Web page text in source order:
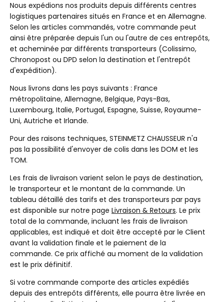
Nous expédions nos produits depuis différents centres
logistiques partenaires situés en France et en Allemagne.
Selon les articles commandés, votre commande peut
ainsi être préparée depuis l'un ou l'autre de ces entrepôts,
et acheminée par différents transporteurs (Colissimo,
Chronopost ou DPD selon la destination et l'entrepôt
d'expédition).
Nous livrons dans les pays suivants : France
métropolitaine, Allemagne, Belgique, Pays-Bas,
Luxembourg, Italie, Portugal, Espagne, Suisse, Royaume-
Uni, Autriche et Irlande.
Pour des raisons techniques, STEINMETZ CHAUSSEUR n'a
pas la possibilité d'envoyer de colis dans les DOM et les
TOM.
Les frais de livraison varient selon le pays de destination,
le transporteur et le montant de la commande. Un
tableau détaillé des tarifs et des transporteurs par pays
est disponible sur notre page Livraison & Retours. Le prix
total de la commande, incluant les frais de livraison
applicables, est indiqué et doit être accepté par le Client
avant la validation finale et le paiement de la
commande. Ce prix affiché au moment de la validation
est le prix définitif.
Si votre commande comporte des articles expédiés
depuis des entrepôts différents, elle pourra être livrée en